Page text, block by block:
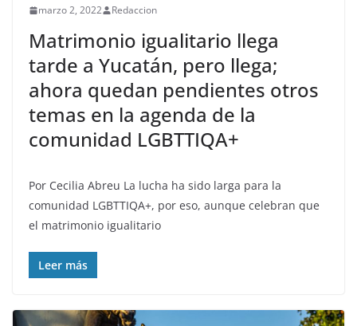
marzo 2, 2022 Redaccion
Matrimonio igualitario llega
tarde a Yucatán, pero llega;
ahora quedan pendientes otros
temas en la agenda de la
comunidad LGBTTIQA+
Por Cecilia Abreu La lucha ha sido larga para la
comunidad LGBTTIQA+, por eso, aunque celebran que
el matrimonio igualitario
Leer más